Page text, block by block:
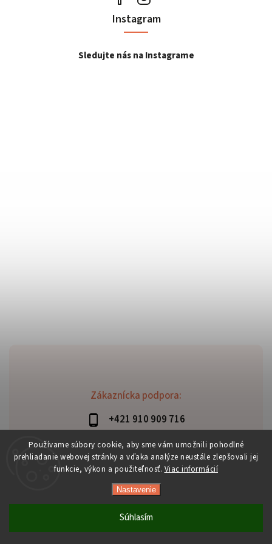
Používame súbory cookie, aby sme vám umožnili pohodlné
prehliadanie webovej stránky a vďaka analýze neustále zlepšovali jej
funkcie, výkon a použiteľnosť. Viac informácií
Nastavenie
Súhlasím
Zákaznícka podpora:
+421 910 909 716
lubomir.haraus@alterbike.sk
Instagram
Sledujte nás na Instagrame
Copyright 2026
Shoptet | Design